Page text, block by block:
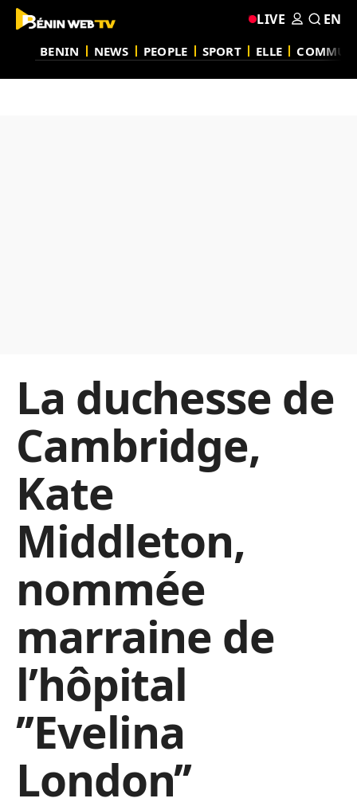
BENIN NEWS PEOPLE SPORT ELLE
LIVE EN
La duchesse de
Cambridge,
Kate
Middleton,
nommée
marraine de
l’hôpital
’’Evelina
London’’